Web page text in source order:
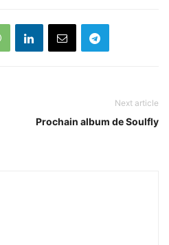
Next article
Prochain album de Soulfly